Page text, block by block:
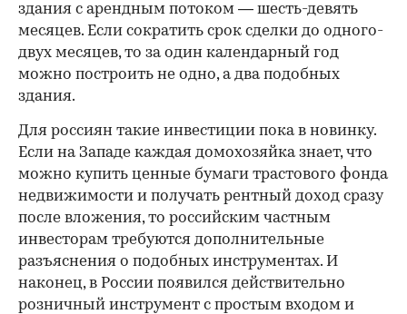
здания с арендным потоком — шесть-девять
месяцев. Если сократить срок сделки до одного-
двух месяцев, то за один календарный год
можно построить не одно, а два подобных
здания.
Для россиян такие инвестиции пока в новинку.
Если на Западе каждая домохозяйка знает, что
можно купить ценные бумаги трастового фонда
недвижимости и получать рентный доход сразу
после вложения, то российским частным
инвесторам требуются дополнительные
разъяснения о подобных инструментах. И
наконец, в России появился действительно
розничный инструмент с простым входом и